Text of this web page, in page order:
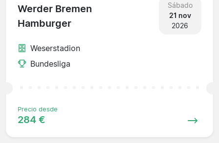
Werder Bremen
Hamburger
Sábado
21 nov
2026
Weserstadion
Bundesliga
Precio desde
284 €